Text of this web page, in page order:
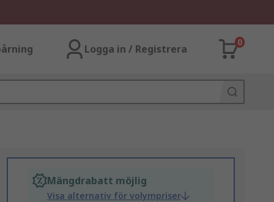
Logga in / Registrera
0
Mängdrabatt möjlig
Visa alternativ för volympriser